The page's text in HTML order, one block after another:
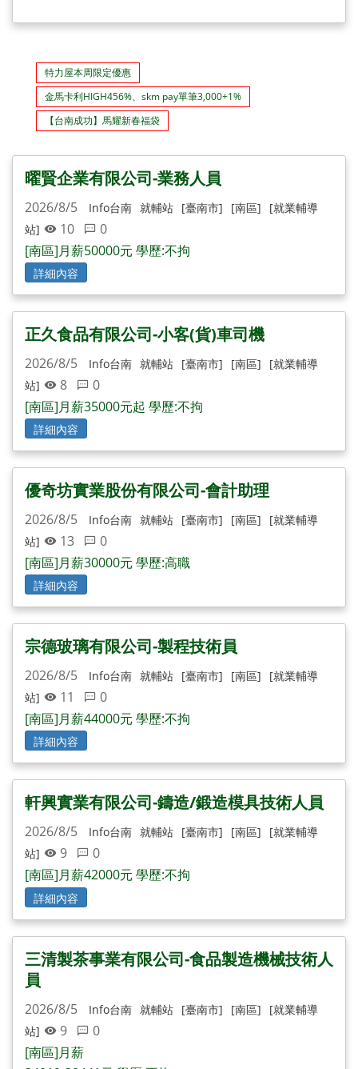
特力屋本周限定優惠
金馬卡利HIGH456%、skm pay單筆3,000+1%
【台南成功】馬耀新春福袋
曜賢企業有限公司-業務人員
2026/8/5 Info台南 就輔站 [臺南市] [南區]
[就業輔導
站]
10
0
[南區]月薪50000元 學歷:不拘
詳細內容
正久食品有限公司-小客(貨)車司機
2026/8/5 Info台南 就輔站 [臺南市] [南區]
[就業輔導
站]
8
0
[南區]月薪35000元起 學歷:不拘
詳細內容
優奇坊實業股份有限公司-會計助理
2026/8/5 Info台南 就輔站 [臺南市] [南區]
[就業輔導
站]
13
0
[南區]月薪30000元 學歷:高職
詳細內容
宗德玻璃有限公司-製程技術員
2026/8/5 Info台南 就輔站 [臺南市] [南區]
[就業輔導
站]
11
0
[南區]月薪44000元 學歷:不拘
詳細內容
軒興實業有限公司-鑄造/鍛造模具技術人員
2026/8/5 Info台南 就輔站 [臺南市] [南區]
[就業輔導
站]
9
0
[南區]月薪42000元 學歷:不拘
詳細內容
三清製茶事業有限公司-食品製造機械技術人
員
2026/8/5 Info台南 就輔站 [臺南市] [南區]
[就業輔導
站]
9
0
[南區]月薪